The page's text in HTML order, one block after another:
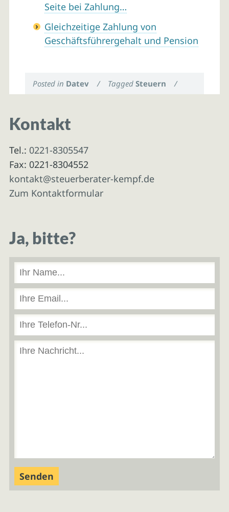
Seite bei Zahlung…
Gleichzeitige Zahlung von
Geschäftsführergehalt und Pension
Posted in Datev / TaggedSteuern /
Kontakt
Tel.: 0221-8305547
Fax: 0221-8304552
kontakt@steuerberater-kempf.de
Zum Kontaktformular
Ja, bitte?